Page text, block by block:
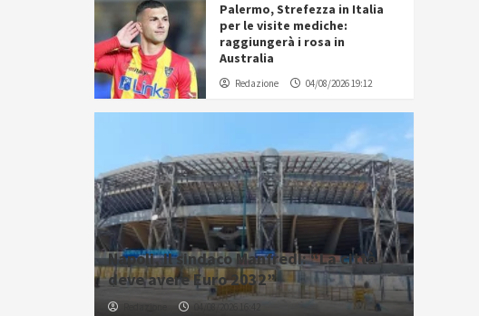
Palermo, Strefezza in Italia
per le visite mediche:
raggiungerà i rosa in
Australia
Redazione 04/08/2026 19:12
Napoli, il sindaco Manfredi: “La città
deve avere Euro 2032”
Redazione